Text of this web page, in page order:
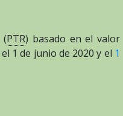
(PTR) basado en el valor
1 de junio de 2020 y el 1